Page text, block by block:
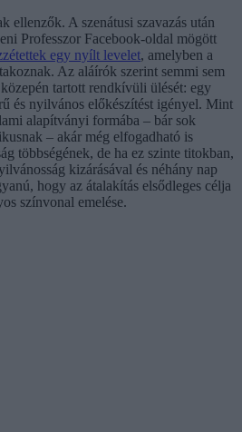
ellenzők. A szenátusi szavazás után
Professzor Facebook-oldal mögött
egy nyílt levelet, amelyben a
Az aláírók szerint semmi sem
tartott rendkívüli ülését: egy
és nyilvános előkészítést igényel. Mint
alapítványi formába – bár sok
– akár még elfogadható is
többségének, de ha ez szinte titokban,
kizárásával és néhány nap
hogy az átalakítás elsődleges célja
színvonal emelése.